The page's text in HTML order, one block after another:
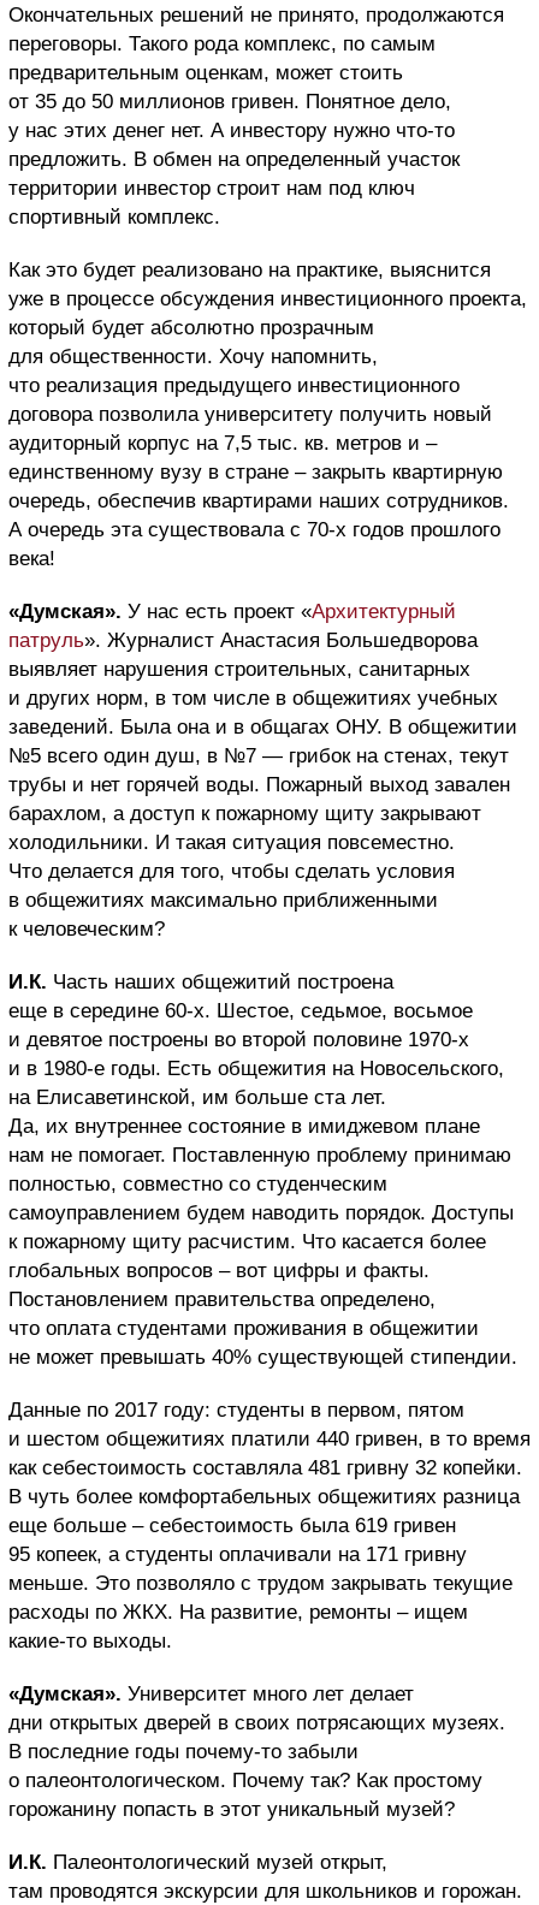
Окончательных решений не принято, продолжаются
переговоры. Такого рода комплекс, по самым
предварительным оценкам, может стоить
от 35 до 50 миллионов гривен. Понятное дело,
у нас этих денег нет. А инвестору нужно что-то
предложить. В обмен на определенный участок
территории инвестор строит нам под ключ
спортивный комплекс.
Как это будет реализовано на практике, выяснится
уже в процессе обсуждения инвестиционного проекта,
который будет абсолютно прозрачным
для общественности. Хочу напомнить,
что реализация предыдущего инвестиционного
договора позволила университету получить новый
аудиторный корпус на 7,5 тыс. кв. метров и –
единственному вузу в стране – закрыть квартирную
очередь, обеспечив квартирами наших сотрудников.
А очередь эта существовала с 70-х годов прошлого
века!
«Думская». У нас есть проект «Архитектурный
патруль». Журналист Анастасия Большедворова
выявляет нарушения строительных, санитарных
и других норм, в том числе в общежитиях учебных
заведений. Была она и в общагах ОНУ. В общежитии
№5 всего один душ, в №7 — грибок на стенах, текут
трубы и нет горячей воды. Пожарный выход завален
барахлом, а доступ к пожарному щиту закрывают
холодильники. И такая ситуация повсеместно.
Что делается для того, чтобы сделать условия
в общежитиях максимально приближенными
к человеческим?
И.К. Часть наших общежитий построена
еще в середине 60-х. Шестое, седьмое, восьмое
и девятое построены во второй половине 1970-х
и в 1980-е годы. Есть общежития на Новосельского,
на Елисаветинской, им больше ста лет.
Да, их внутреннее состояние в имиджевом плане
нам не помогает. Поставленную проблему принимаю
полностью, совместно со студенческим
самоуправлением будем наводить порядок. Доступы
к пожарному щиту расчистим. Что касается более
глобальных вопросов – вот цифры и факты.
Постановлением правительства определено,
что оплата студентами проживания в общежитии
не может превышать 40% существующей стипендии.
Данные по 2017 году: студенты в первом, пятом
и шестом общежитиях платили 440 гривен, в то время
как себестоимость составляла 481 гривну 32 копейки.
В чуть более комфортабельных общежитиях разница
еще больше – себестоимость была 619 гривен
95 копеек, а студенты оплачивали на 171 гривну
меньше. Это позволяло с трудом закрывать текущие
расходы по ЖКХ. На развитие, ремонты – ищем
какие-то выходы.
«Думская». Университет много лет делает
дни открытых дверей в своих потрясающих музеях.
В последние годы почему-то забыли
о палеонтологическом. Почему так? Как простому
горожанину попасть в этот уникальный музей?
И.К. Палеонтологический музей открыт,
там проводятся экскурсии для школьников и горожан.